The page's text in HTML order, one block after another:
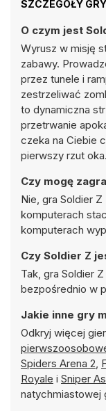
SZCZEGÓŁY GRY
O czym jest
Wyrusz w misję
zabawy.
przez tunele i
zestrzeliwać
to dynamiczna
przetrwanie
czeka na Ciebie
pierwszy rzut
Czy mogę
Nie, gra Soldier
komputerach
komputerach
Czy Soldier Z
Tak, gra Soldier
bezpośrednio w
Jakie inne gry
Odkryj więcej
Spiders Arena 2,
Royale i Sniper
natychmiastowej